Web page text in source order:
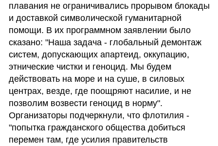
плавания не ограничивались прорывом блокады
и доставкой символической гуманитарной
помощи. В их программном заявлении было
сказано: "Наша задача - глобальный демонтаж
систем, допускающих апартеид, оккупацию,
этнические чистки и геноцид. Мы будем
действовать на море и на суше, в силовых
центрах, везде, где поощряют насилие, и не
позволим возвести геноцид в норму".
Организаторы подчеркнули, что флотилия -
"попытка гражданского общества добиться
перемен там, где усилия правительств